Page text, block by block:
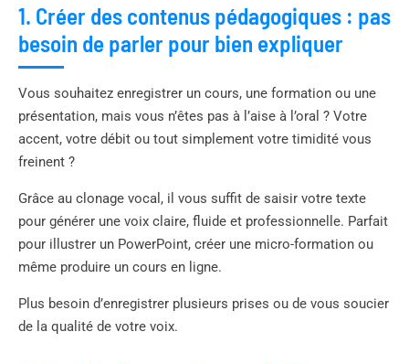
1. Créer des contenus pédagogiques : pas
besoin de parler pour bien expliquer
Vous souhaitez enregistrer un cours, une formation ou une
présentation, mais vous n’êtes pas à l’aise à l’oral ? Votre
accent, votre débit ou tout simplement votre timidité vous
freinent ?
Grâce au clonage vocal, il vous suffit de saisir votre texte
pour générer une voix claire, fluide et professionnelle. Parfait
pour illustrer un PowerPoint, créer une micro-formation ou
même produire un cours en ligne.
Plus besoin d’enregistrer plusieurs prises ou de vous soucier
de la qualité de votre voix.